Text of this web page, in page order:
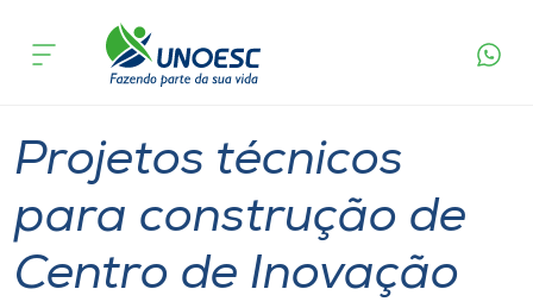
Cursos
Atendimento ao Estudante
acontece
outubro
Projetos técnicos
para construção de
Centro de Inovação